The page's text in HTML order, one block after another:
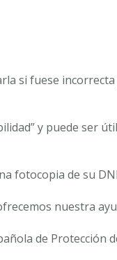
si fuese
y puede ser
fotocopia de su
nuestra
de Protección